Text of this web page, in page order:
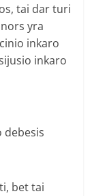
tai dar turi
yra
inkaro
inkaro
bet tai